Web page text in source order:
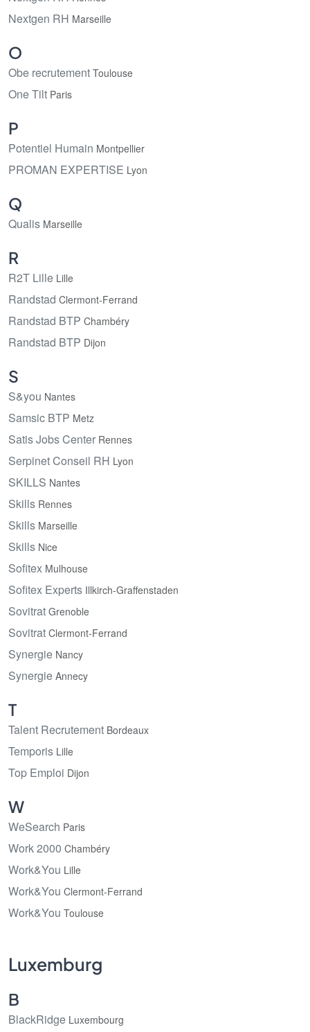
Nextgen RH Marseille
O
Obe recrutement Toulouse
One Tilt Paris
P
Potentiel Humain Montpellier
PROMAN EXPERTISE Lyon
Q
Qualis Marseille
R
R2T Lille Lille
Randstad Clermont-Ferrand
Randstad BTP Chambéry
Randstad BTP Dijon
S
S&you Nantes
Samsic BTP Metz
Satis Jobs Center Rennes
Serpinet Conseil RH Lyon
SKILLS Nantes
Skills Rennes
Skills Marseille
Skills Nice
Sofitex Mulhouse
Sofitex Experts Illkirch-Graffenstaden
Sovitrat Grenoble
Sovitrat Clermont-Ferrand
Synergie Nancy
Synergie Annecy
T
Talent Recrutement Bordeaux
Temporis Lille
Top Emploi Dijon
W
WeSearch Paris
Work 2000 Chambéry
Work&You Lille
Work&You Clermont-Ferrand
Work&You Toulouse
Luxemburg
B
BlackRidge Luxembourg